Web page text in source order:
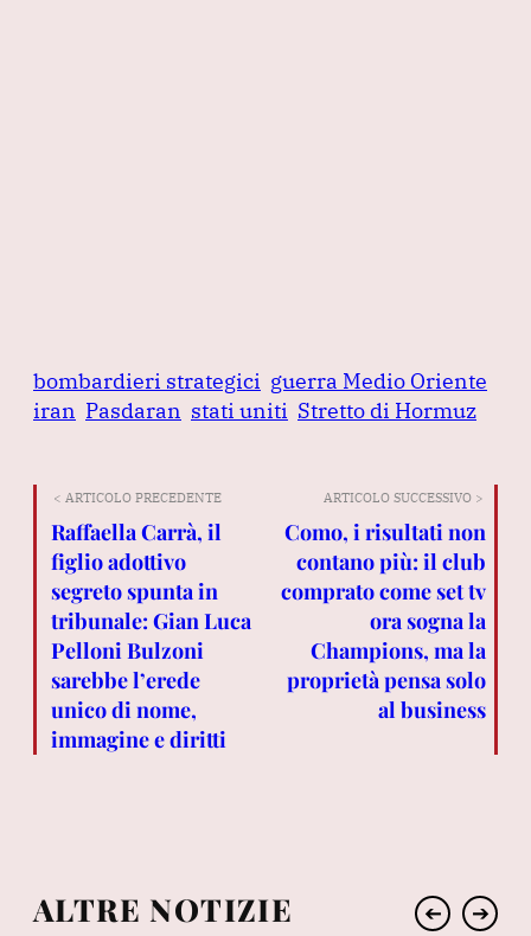
bombardieri strategici guerra Medio Oriente
iran Pasdaran stati uniti Stretto di Hormuz
< ARTICOLO PRECEDENTE
Raffaella Carrà, il
figlio adottivo
segreto spunta in
tribunale: Gian Luca
Pelloni Bulzoni
sarebbe l’erede
unico di nome,
immagine e diritti
ARTICOLO SUCCESSIVO >
Como, i risultati non
contano più: il club
comprato come set tv
ora sogna la
Champions, ma la
proprietà pensa solo
al business
ALTRE NOTIZIE ➔ ➔